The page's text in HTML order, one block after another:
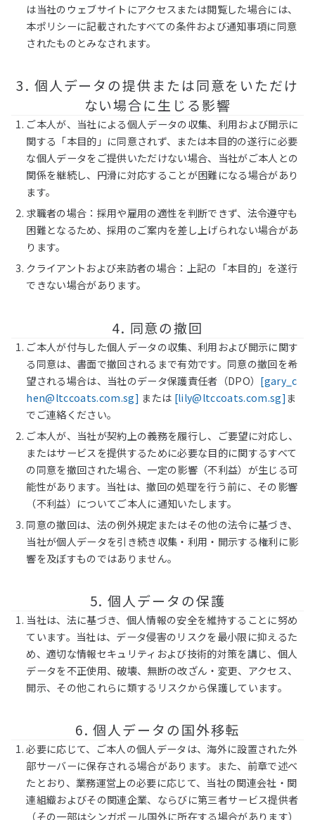
は当社のウェブサイトにアクセスまたは閲覧した場合には、
本ポリシーに記載されたすべての条件および通知事項に同意
されたものとみなされます。
3. 個人データの提供または同意をいただけ
ない場合に生じる影響
ご本人が、当社による個人データの収集、利用および開示に
関する「本目的」に同意されず、または本目的の遂行に必要
な個人データをご提供いただけない場合、当社がご本人との
関係を継続し、円滑に対応することが困難になる場合があり
ます。
求職者の場合：採用や雇用の適性を判断できず、法令遵守も
困難となるため、採用のご案内を差し上げられない場合があ
ります。
クライアントおよび来訪者の場合：上記の「本目的」を遂行
できない場合があります。
4. 同意の撤回
ご本人が付与した個人データの収集、利用および開示に関す
る同意は、書面で撤回されるまで有効です。同意の撤回を希
望される場合は、当社のデータ保護責任者（DPO） [gary_c
hen@ltccoats.com.sg] または [lily@ltccoats.com.sg] ま
でご連絡ください。
ご本人が、当社が契約上の義務を履行し、ご要望に対応し、
またはサービスを提供するために必要な目的に関するすべて
の同意を撤回された場合、一定の影響（不利益）が生じる可
能性があります。当社は、撤回の処理を行う前に、その影響
（不利益）についてご本人に通知いたします。
同意の撤回は、法の例外規定またはその他の法令に基づき、
当社が個人データを引き続き収集・利用・開示する権利に影
響を及ぼすものではありません。
5. 個人データの保護
当社は、法に基づき、個人情報の安全を維持することに努め
ています。当社は、データ侵害のリスクを最小限に抑えるた
め、適切な情報セキュリティおよび技術的対策を講じ、個人
データを不正使用、破壊、無断の改ざん・変更、アクセス、
開示、その他これらに類するリスクから保護しています。
6. 個人データの国外移転
必要に応じて、ご本人の個人データは、海外に設置された外
部サーバーに保存される場合があります。また、前章で述べ
たとおり、業務運営上の必要に応じて、当社の関連会社・関
連組織およびその関連企業、ならびに第三者サービス提供者
（その一部はシンガポール国外に所在する場合があります）